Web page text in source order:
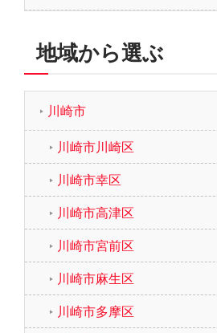
地域から選ぶ
川崎市
川崎市川崎区
川崎市幸区
川崎市高津区
川崎市宮前区
川崎市麻生区
川崎市多摩区